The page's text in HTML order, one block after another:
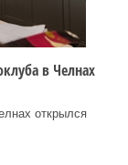
в Челнах
открылся